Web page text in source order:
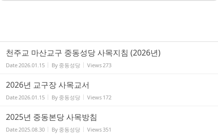
천주교 마산교구 중동성당 사목지침 (2026년)
Date2026.01.15 By 중동성당 Views273
2026년 교구장 사목교서
Date2026.01.15 By 중동성당 Views 172
2025년 중동본당 사목방침
Date2025.08.30 By 중동성당 Views351